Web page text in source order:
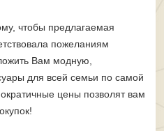
чтобы предлагаемая
пожеланиям
Вам модную,
для всей семьи по самой
цены позволят вам